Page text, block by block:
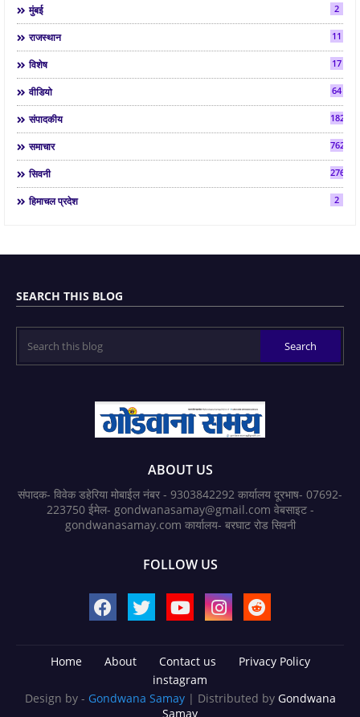
मुंबई 2
राजस्थान 11
विशेष 17
वीडियो 64
संपादकीय 182
समाचार 7624
सिवनी 2763
हिमाचल प्रदेश 2
SEARCH THIS BLOG
ABOUT US
संपादक- विवेक डहेरिया मोबाईल नंबर - 9303842292 कार्यालय दूरभाष- 07692-
223750 ईमेल- gondwanasamay@gmail.com वेबसाइट -
gondwanasamay.com कार्यालय- बरघाट रोड सिवनी
FOLLOW US
Home About Contact us
Privacy Policy
instagram
Design by - Gondwana Samay | Distributed by Gondwana
Samay